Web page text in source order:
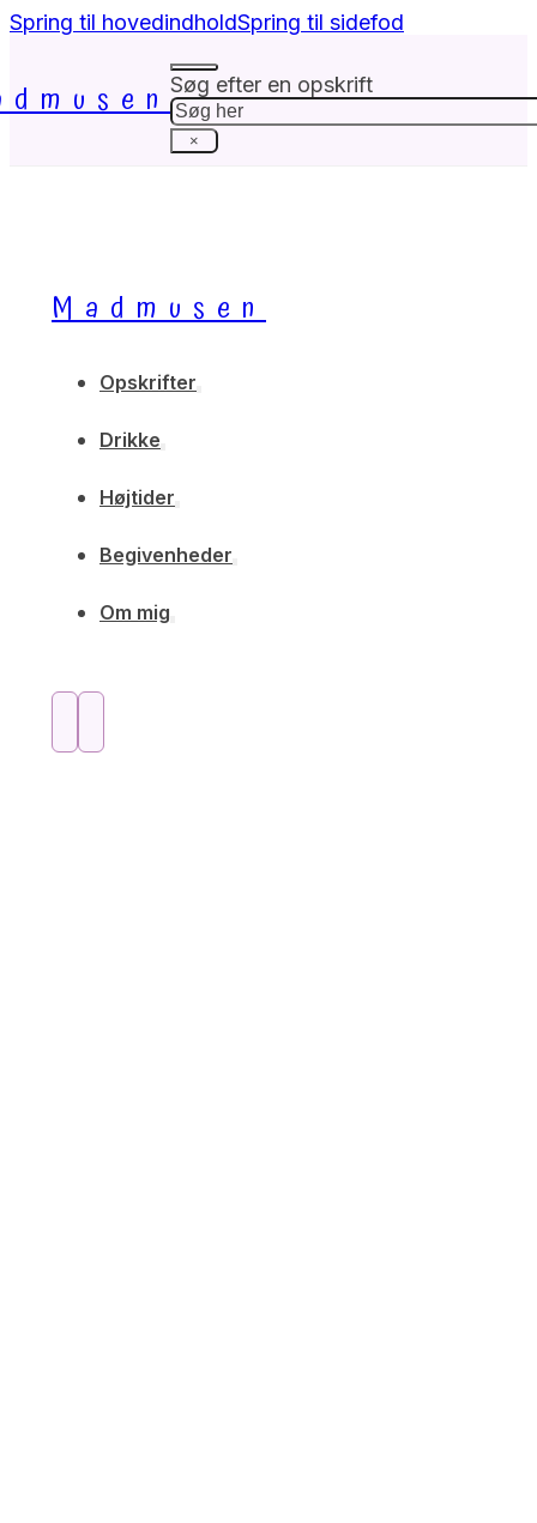
Spring til hovedindholdSpring til sidefod
Søg efter en opskrift
Søg
×
Madmusen
Opskrifter
Drikke
Højtider
Begivenheder
Om mig